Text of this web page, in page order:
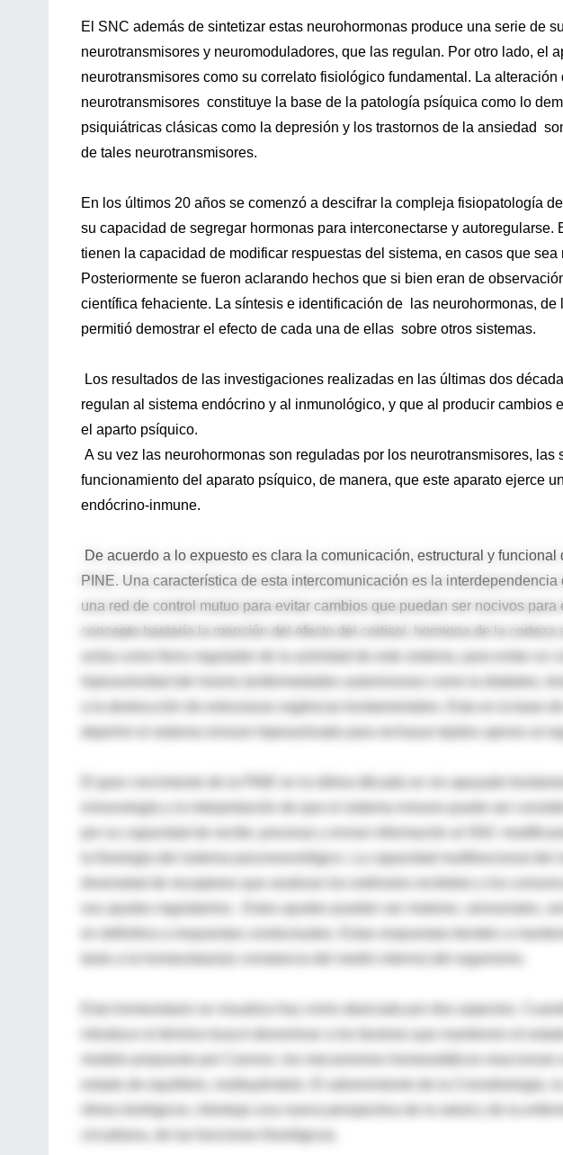
El SNC además de sintetizar estas neurohormonas produce una serie de
neurotransmisores y neuromoduladores, que las regulan. Por otro lado, el
neurotransmisores como su correlato fisiológico fundamental. La
neurotransmisores constituye la base de la patología psíquica como lo
psiquiátricas clásicas como la depresión y los trastornos de la ansiedad
de tales neurotransmisores.
En los últimos 20 años se comenzó a descifrar la compleja fisiopatología
su capacidad de segregar hormonas para interconectarse y autoregularse.
tienen la capacidad de modificar respuestas del sistema, en casos que
Posteriormente se fueron aclarando hechos que si bien eran de
científica fehaciente. La síntesis e identificación de las neurohormonas,
permitió demostrar el efecto de cada una de ellas sobre otros sistemas.
Los resultados de las investigaciones realizadas en las últimas dos
regulan al sistema endócrino y al inmunológico, y que al producir cambios
el aparto psíquico.
A su vez las neurohormonas son reguladas por los neurotransmisores, las
funcionamiento del aparato psíquico, de manera, que este aparato ejerce
endócrino-inmune.
De acuerdo a lo expuesto es clara la comunicación, estructural y
PINE. Una característica de esta intercomunicación es la
una red de control mutuo para evitar cambios que puedan ser nocivos
concepto bastaría la mención del efecto del cortisol, hormona de la
actúa como freno regulador de la actividad de este sistema, para evitar un
a la destrucción de estructuras orgánicas fundamentales. Esta es la base
deprimir el sistema inmune hiperactivado para rechazar tejidos ajenos al
El gran crecimiento de la PINE en la última década se vio apoyado
inmunología y la interpretación de que el sistema inmune puede ser
por su capacidad de recibir, procesar y enviar información al SNC
la fisiología del sistema psiconeurológico. La capacidad multifuncional del
sus ajustes regulatorios . Estos ajustes pueden ser motores, sensoriales,
en definitiva a respuestas conductuales. Estas respuestas tienden a
tanto a la homeostasis(o constancia del medio interno) del organismo.
Esta homeostasis se visualiza hoy como abarcada por dos aspectos.
introduce el término buscó denominar a los factores que mantienen el
estado de equilibrio, restituyéndolo. El advenimiento de la Cronobiología,
ritmos biológicos, introdujo una nueva perspectiva de la salud y de la
circadiana, de las funciones fisiológicas.